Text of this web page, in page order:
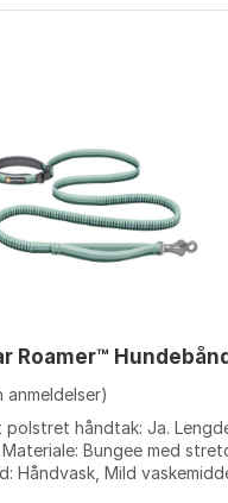
Roamer™ Hundebånd
anmeldelser)
håndtak: Ja.
Bungee med
Håndvask, Mild